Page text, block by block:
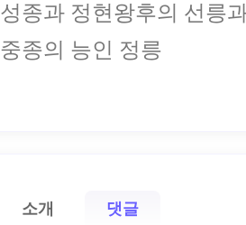
성종과 정현왕후의 선릉
중종의 능인 정릉
소개 댓글